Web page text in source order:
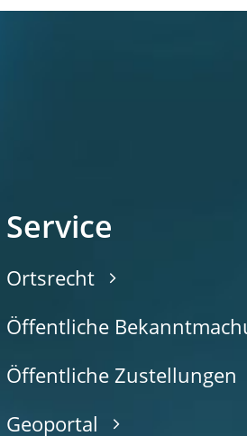
Service
Ortsrecht
Öffentliche
Öffentliche Zustellungen
Geoportal